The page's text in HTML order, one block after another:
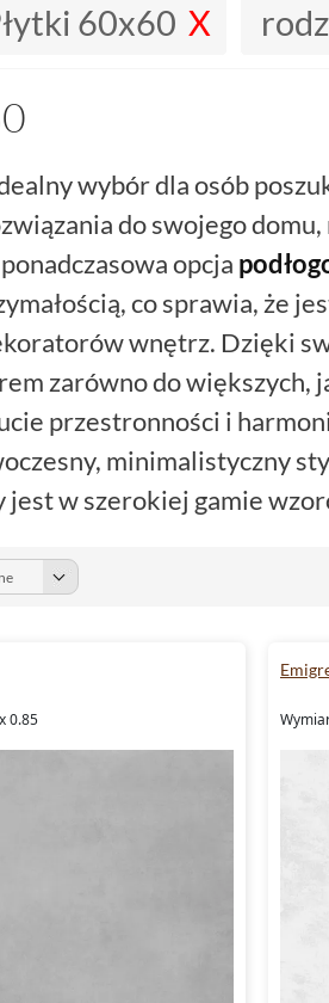
60x60
wybór dla osób
do swojego
opcja
co sprawia, że
wnętrz. Dzięki
zarówno do większych,
przestronności i
minimalistyczny
jest w szerokiej gamie
zalet, jakie niesie ze
0.85